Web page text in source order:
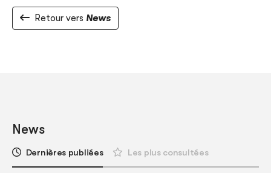
Retour vers News
News
Dernières publiées Les plus consultées